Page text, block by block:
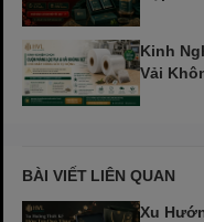
Kinh
Vải
BÀI VIẾT LIÊN QUAN
Xu